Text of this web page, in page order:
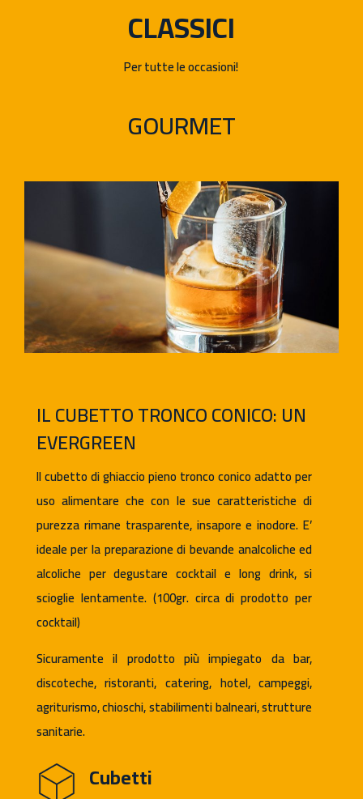
CLASSICI
Per tutte le occasioni!
GOURMET
IL CUBETTO TRONCO CONICO: UN
EVERGREEN
Il cubetto di ghiaccio pieno tronco conico adatto per
uso alimentare che con le sue caratteristiche di
purezza rimane trasparente, insapore e inodore. E’
ideale per la preparazione di bevande analcoliche ed
alcoliche per degustare cocktail e long drink, si
scioglie lentamente. (100gr. circa di prodotto per
cocktail)
Sicuramente il prodotto più impiegato da bar,
discoteche, ristoranti, catering, hotel, campeggi,
agriturismo, chioschi, stabilimenti balneari, strutture
sanitarie.
Cubetti